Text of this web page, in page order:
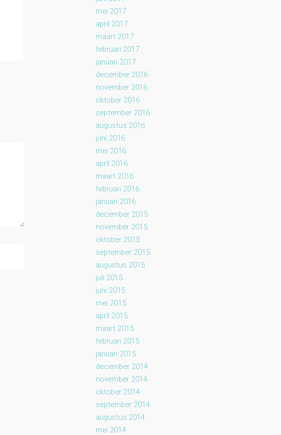
mei 2017
april 2017
maart 2017
februari 2017
januari 2017
december 2016
november 2016
oktober 2016
september 2016
augustus 2016
juni 2016
mei 2016
april 2016
maart 2016
februari 2016
januari 2016
december 2015
november 2015
oktober 2015
september 2015
augustus 2015
juli 2015
juni 2015
mei 2015
april 2015
maart 2015
februari 2015
januari 2015
december 2014
november 2014
oktober 2014
september 2014
augustus 2014
mei 2014